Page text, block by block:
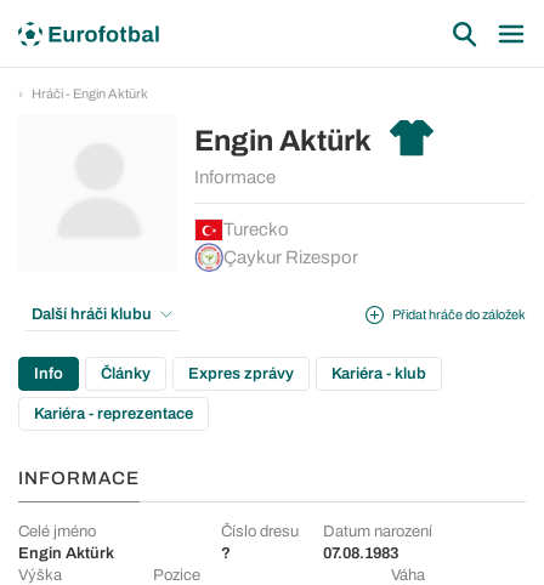
Hráči - Engin Aktürk
Engin Aktürk
Informace
Turecko
Çaykur Rizespor
Přidat hráče do záložek
Další hráči klubu
Info Články Expres zprávy Kariéra - klub
Kariéra - reprezentace
INFORMACE
Celé jméno
Engin Aktürk
Číslo dresu
?
Datum narození
07.08.1983
Výška
Pozice
Váha